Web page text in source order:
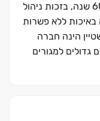
בנוף הנדל”ן הישראלי כבר למעלה מ-60 שנה, בזכות ניהול
באיכות ללא פשרות
הינה חברה
גדולים למגורים
ועומדת מאחורי